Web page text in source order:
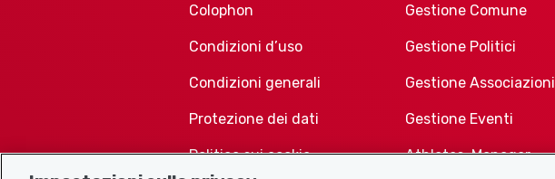
Colophon
Condizioni d’uso
Condizioni generali
Protezione dei dati
Politica sui cookie
Gestione Comune
Gestione Politici
Gestione Associazioni
Gestione Eventi
Athletes-Manager